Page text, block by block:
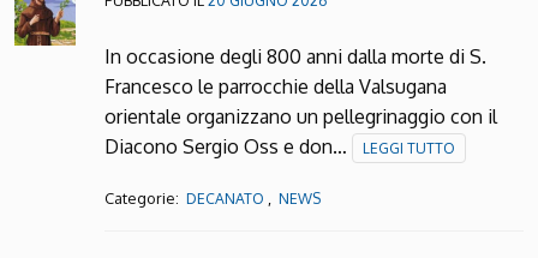
In occasione degli 800 anni dalla morte di S.
Francesco le parrocchie della Valsugana
orientale organizzano un pellegrinaggio con il
Diacono Sergio Oss e don…
LEGGI TUTTO
Categorie: DECANATO NEWS